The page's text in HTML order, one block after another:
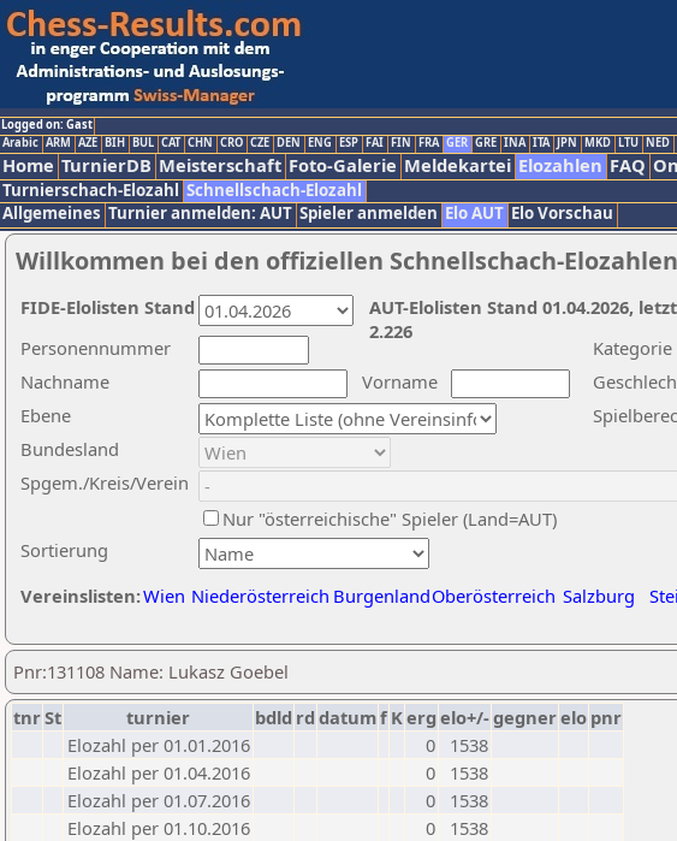
Logged on: Gast
Arabic ARM AZE BIH BUL CAT CHN CRO CZE DEN ENG ESP FAI FIN FRA GER GRE INA ITA JPN MKD LTU NED
Home TurnierDB Meisterschaft Foto-Galerie Meldekartei Elozahlen FAQ
Turnierschach-Elozahl Schnellschach-Elozahl
Allgemeines Turnier anmelden: AUT Spieler anmelden Elo AUT Elo Vorschau
Willkommen bei den offiziellen Schnellschach-Elozahlen
Nachname
Vorname
Ebene
Kategorie
Sortierung
Personennummer
Bundesland
Spgem./Kreis/Verein
Nur "österreichische" Spieler (Land=AUT)
Vereinslisten:Wien Niederösterreich BurgenlandOberösterreich Salzburg
AUT-Elolisten Stand 01.04.2026,
2.226
FIDE-Elolisten Stand
Pnr:131108 Name: Lukasz Goebel
tnrSt turnier bdld rd datumf Kerg elo+/-gegnerelo pnr
Elozahl per 01.01.2016
0
1538
Elozahl per 01.04.2016
0
1538
Elozahl per 01.07.2016
0
1538
Elozahl per 01.10.2016
0
1538